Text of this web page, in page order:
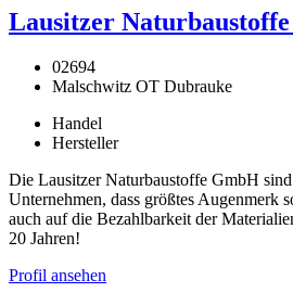
Lausitzer
02694
Malschwitz OT Dubrauke
Handel
Hersteller
Die Lausitzer Naturbaustoffe GmbH
Unternehmen, dass größtes Augenmerk
auch auf die Bezahlbarkeit der
20 Jahren!
Profil ansehen